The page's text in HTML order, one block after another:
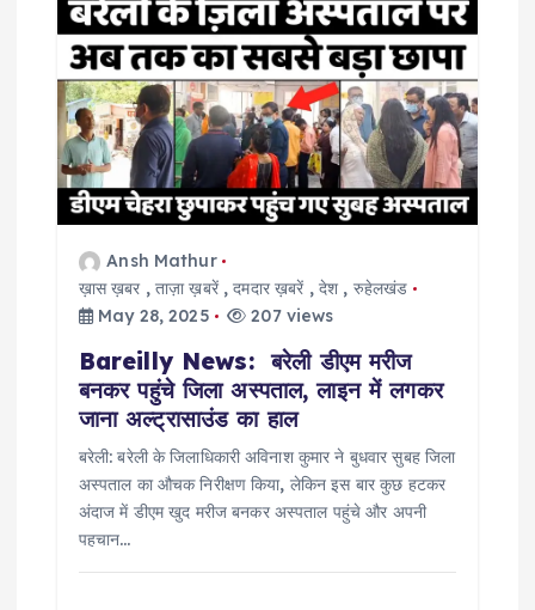
g
a
t
Ansh Mathur
ख़ास ख़बर ,ताज़ा ख़बरें,दमदार ख़बरें , देश , रुहेलखंड
May 28, 2025
207 views
Bareilly News: बरेली डीएम मरीज
बनकर पहुंचे जिला अस्पताल, लाइन में लगकर
जाना अल्ट्रासाउंड का हाल
बरेली: बरेली के जिलाधिकारी अविनाश कुमार ने बुधवार सुबह जिला
अस्पताल का औचक निरीक्षण किया, लेकिन इस बार कुछ हटकर
अंदाज में डीएम खुद मरीज बनकर अस्पताल पहुंचे और अपनी
पहचान…